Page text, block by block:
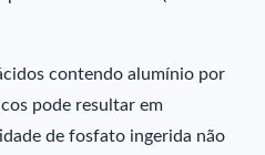
contendo alumínio por
pode resultar em
de fosfato ingerida não